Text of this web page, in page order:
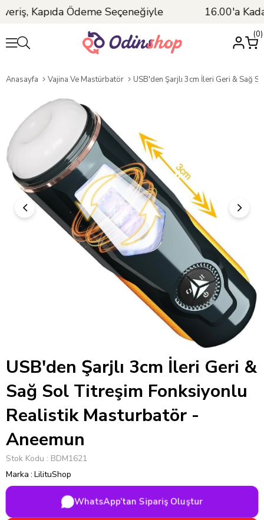
Kapıda Ödeme Seçeneğiyle 16.00'a
0
Anasayfa Vajina Ve Mastürbatör USB'den Şarjlı 3cm İleri Geri & Sağ Sol Titreşim Fonksiyonlu
USB'den Şarjlı 3cm İleri Geri &
Sağ Sol Titreşim Fonksiyonlu
Realistik Masturbatör -
Aneemun
Stok Kodu
BDM1621
Marka : LilituShop
WhatsApp’tan Sipariş Oluştur